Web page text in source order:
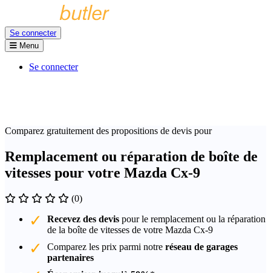
Se connecter
Menu
Se connecter
Comparez gratuitement des propositions de devis pour
Remplacement ou réparation de boîte de
vitesses pour votre Mazda Cx-9
(0)
Recevez des devis pour le remplacement ou la réparation
de la boîte de vitesses de votre Mazda Cx-9
Comparez les prix parmi notre réseau de garages
partenaires